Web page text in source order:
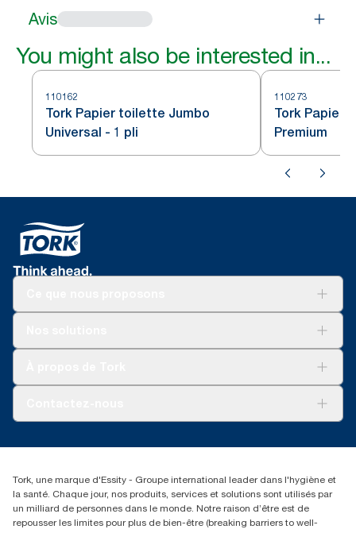
Avis
You might also be interested in...
110162
Tork Papier toilette Jumbo
Universal - 1 pli
110273
Tork Papier
Premium
Reclamation pour distributeurs
+41 (0)848/810152
Essity Switzerland AG
Parkstraße 1b
6214 Schenkon
Lundi-jeudi 8:00-16:30 | Vendredi 8:00-15:00
Tork, une marque d'Essity - Groupe international leader dans l'hygiène et
la santé. Chaque jour, nos produits, services et solutions sont utilisés par
un milliard de personnes dans le monde. Notre raison d’être est de
repousser les limites pour plus de bien-être (breaking barriers to well-